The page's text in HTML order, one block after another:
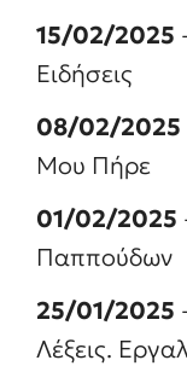
15/02/2025
Ειδήσεις
08/02/2025
Μου Πήρε
01/02/2025
Παππούδων
25/01/2025
Λέξεις.